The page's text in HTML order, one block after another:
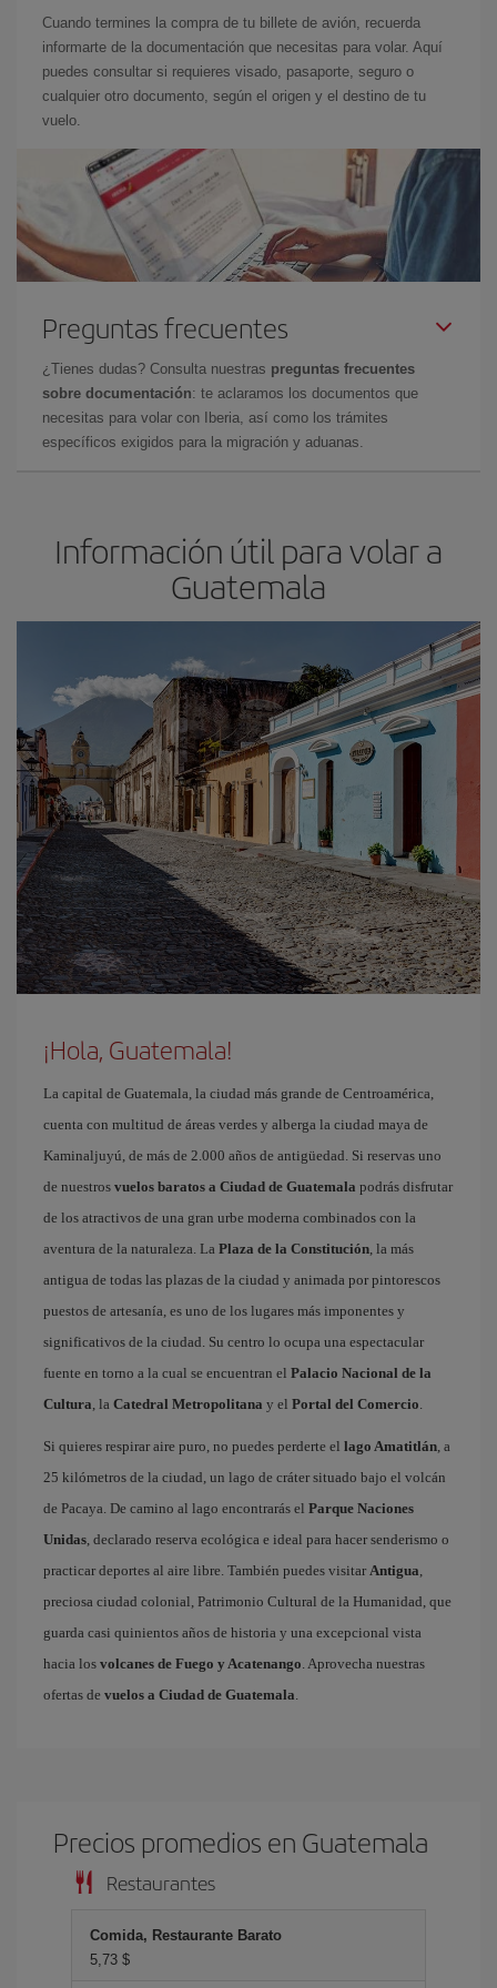
Cuando termines la compra de tu billete de avión, recuerda
informarte de la documentación que necesitas para volar. Aquí
puedes consultar si requieres visado, pasaporte, seguro o
cualquier otro documento, según el origen y el destino de tu
vuelo.
Preguntas frecuentes
¿Tienes dudas? Consulta nuestras preguntas frecuentes
sobre documentación: te aclaramos los documentos que
necesitas para volar con Iberia, así como los trámites
específicos exigidos para la migración y aduanas.
Información útil para volar a
Guatemala
¡Hola, Guatemala!
La capital de Guatemala, la ciudad más grande de Centroamérica,
cuenta con multitud de áreas verdes y alberga la ciudad maya de
Kaminaljuyú, de más de 2.000 años de antigüedad. Si reservas uno
de nuestros vuelos baratos a Ciudad de Guatemala podrás disfrutar
de los atractivos de una gran urbe moderna combinados con la
aventura de la naturaleza. La Plaza de la Constitución, la más
antigua de todas las plazas de la ciudad y animada por pintorescos
puestos de artesanía, es uno de los lugares más imponentes y
significativos de la ciudad. Su centro lo ocupa una espectacular
fuente en torno a la cual se encuentran el Palacio Nacional de la
Cultura, la Catedral Metropolitana y el Portal del Comercio.
Si quieres respirar aire puro, no puedes perderte el lago Amatitlán, a
25 kilómetros de la ciudad, un lago de cráter situado bajo el volcán
de Pacaya. De camino al lago encontrarás el Parque Naciones
Unidas, declarado reserva ecológica e ideal para hacer senderismo o
practicar deportes al aire libre. También puedes visitar Antigua,
preciosa ciudad colonial, Patrimonio Cultural de la Humanidad, que
guarda casi quinientos años de historia y una excepcional vista
hacia los volcanes de Fuego y Acatenango. Aprovecha nuestras
ofertas de vuelos a Ciudad de Guatemala.
Precios promedios en Guatemala
Restaurantes
Comida, Restaurante Barato
5,73 $